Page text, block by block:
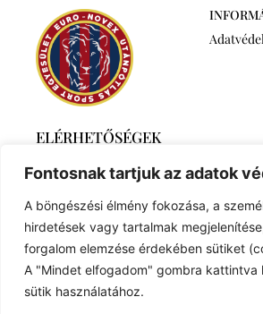
Fontosnak tartjuk az adatok
A böngészési élmény fokozása, a
hirdetések vagy tartalmak
forgalom elemzése érdekében sütiket
A "Mindet elfogadom" gombra kattintva
sütik használatához.
ELÉRHETŐSÉGEK
Ábrahámtelek 511/A
+36 30 6259746
euronovexuse@gmail.com